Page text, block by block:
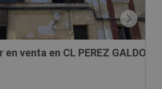
venta en CL PEREZ GALDOS